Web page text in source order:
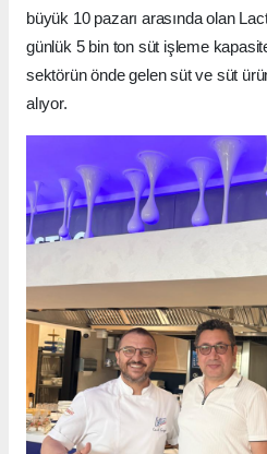
büyük 10 pazarı arasında olan
günlük 5 bin ton süt işleme
sektörün önde gelen süt ve süt
alıyor.